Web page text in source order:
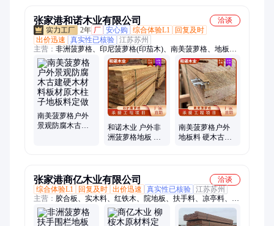
张家港和诺木业有限公司
洽谈
2年 厂 安心购 综合体验L1
回复及时
出价迅速
真实性已核验 江苏苏州
主营： 非洲菠萝格、印尼菠萝格(印茄木)、南美菠萝格、地板、
巴新菠萝格、南美柚木、缅甸柚木、非洲柚木、红巴劳木、红柳
桉、古建园林、凉亭、四合院、寺庙、长廊
南美菠萝格户外
景观防腐木古建
和诺木业 户外非
洲菠萝格地板 定
南美菠萝格户外
地板料 硬木古建
张家港商亿木业有限公司
洽谈
综合体验L1
回复及时 出价迅速 真实性已核验 江苏苏州
主营： 胶合板、实木料、红铁木、院地板、扶手料、凉亭料、樟
子松、银口木、家具材、辐射松、木方条、第伦桃、木平台、古
建筑、栈道板、重蚁木、松木方、红花梨、菠萝格、阿摩栋、木